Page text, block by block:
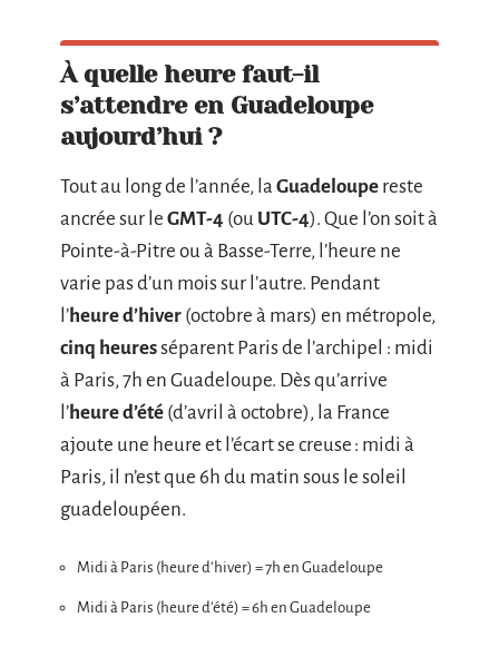
À quelle heure faut-il
s’attendre en Guadeloupe
aujourd’hui ?
Tout au long de l’année, la Guadeloupe reste
ancrée sur le GMT-4 (ou UTC-4). Que l’on soit à
Pointe-à-Pitre ou à Basse-Terre, l’heure ne
varie pas d’un mois sur l’autre. Pendant
l’heure d’hiver (octobre à mars) en métropole,
cinq heuresséparent Paris de l’archipel : midi
à Paris, 7h en Guadeloupe. Dès qu’arrive
l’heure d’été (d’avril à octobre), la France
ajoute une heure et l’écart se creuse : midi à
Paris, il n’est que 6h du matin sous le soleil
guadeloupéen.
Midi à Paris (heure d’hiver) = 7h en Guadeloupe
Midi à Paris (heure d’été) = 6h en Guadeloupe